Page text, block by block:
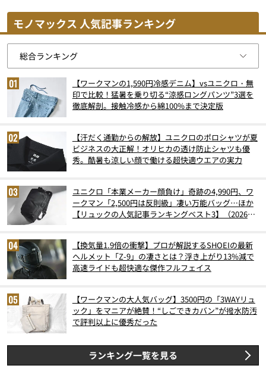
モノマックス 人気記事ランキング
【ワークマンの1,590円冷感デニム】vsユニクロ・無
印で比較！猛暑を乗り切る“涼感ロングパンツ”3選を
徹底解剖。接触冷感から綿100%まで決定版
【汗だく通勤からの解放】ユニクロのポロシャツが夏
ビジネスの大正解！オリヒカの透け防止シャツも優
秀。酷暑も涼しい顔で働ける超快適ウエアの実力
ユニクロ「本業メーカー顔負け」奇跡の4,990円、ワ
ークマン「2,500円は反則級」凄い万能バッグ…ほか
【リュックの人気記事ランキングベスト3】（2026年
【換気量1.9倍の衝撃】プロが解説するSHOEIの最新
ヘルメット「Z-9」の凄さとは？浮き上がり13%減で
高速ライドも超快適な傑作フルフェイス
【ワークマンの大人気バッグ】3500円の「3WAYリュ
ック」をマニアが絶賛！“しごできカバン”が撥水防汚
で評判以上に優秀だった
ランキング一覧を見る